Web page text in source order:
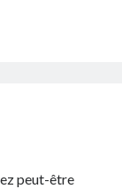
peut-être